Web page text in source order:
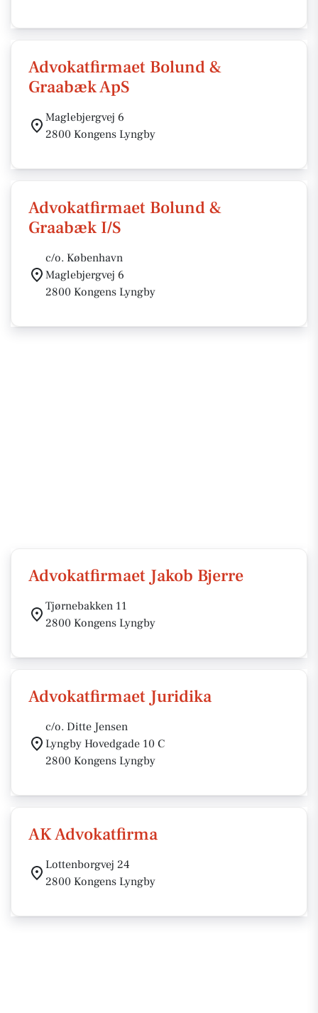
Advokatfirmaet Bolund &
Graabæk ApS
Maglebjergvej 6
2800 Kongens Lyngby
Advokatfirmaet Bolund &
Graabæk I/S
c/o. København
Maglebjergvej 6
2800 Kongens Lyngby
Advokatfirmaet Jakob Bjerre
Tjørnebakken 11
2800 Kongens Lyngby
Advokatfirmaet Juridika
c/o. Ditte Jensen
Lyngby Hovedgade 10 C
2800 Kongens Lyngby
AK Advokatfirma
Lottenborgvej 24
2800 Kongens Lyngby